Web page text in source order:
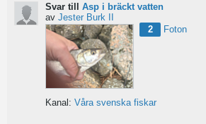
Svar till Asp i bräckt vatten
av Jester Burk II
2
Foton
Kanal: Våra svenska fiskar